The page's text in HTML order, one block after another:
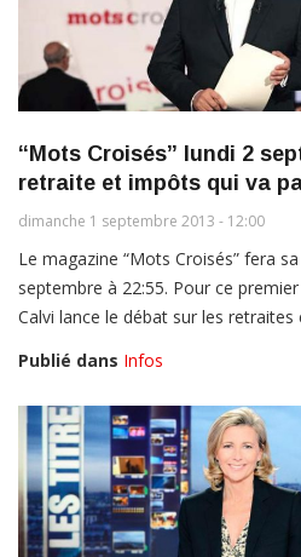
“Mots Croisés” lundi 2
retraite et impôts qui va
dimanche 1 septembre 2013 - 12:00
Le magazine “Mots Croisés” fera
septembre à 22:55. Pour ce
Calvi lance le débat sur les
Publié dans Infos